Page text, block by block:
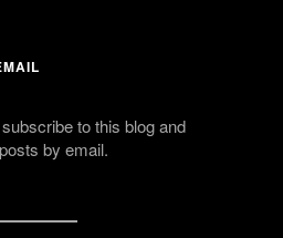
to this blog and
by email.